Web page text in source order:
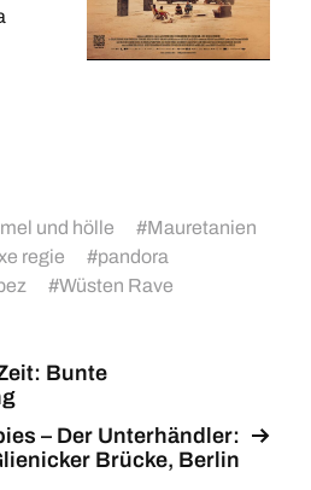
und hölle #Mauretanien
regie #pandora
#Wüsten Rave
Bunte
– Der Unterhändler:
Brücke, Berlin